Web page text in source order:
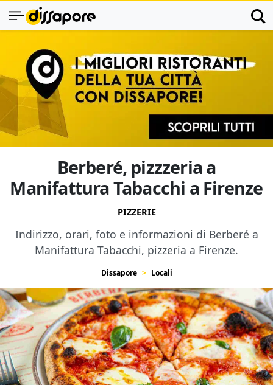
Berberé, pizzzeria a
Manifattura Tabacchi a Firenze
PIZZERIE
Indirizzo, orari, foto e informazioni di Berberé a
Manifattura Tabacchi, pizzeria a Firenze.
Dissapore Locali